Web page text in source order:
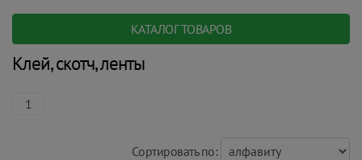
КАТАЛОГ ТОВАРОВ
Клей, скотч, ленты
1
Cортировать по: